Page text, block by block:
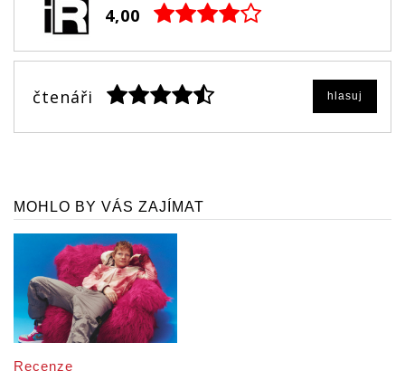
4,00
čtenáři hlasuj
MOHLO BY VÁS ZAJÍMAT
Recenze